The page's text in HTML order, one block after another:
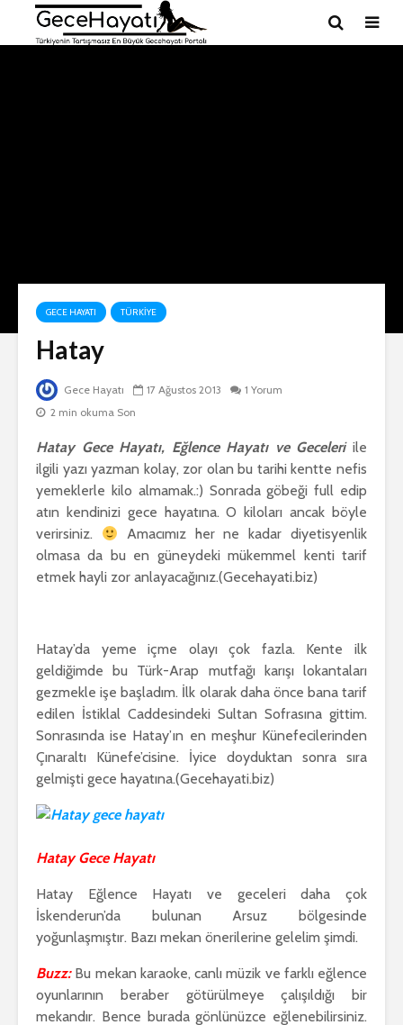
GECE HAYATI TÜRKIYE
Hatay
Gece Hayatı 17 Ağustos 2013
1 Yorum
2 min okuma Son
Hatay Gece Hayatı, Eğlence Hayatı ve Geceleriile
ilgili yazı yazman kolay, zor olan bu tarihi kentte nefis
yemeklerle kilo almamak.:) Sonrada göbeği full edip
atın kendinizi gece hayatına. O kiloları ancak böyle
verirsiniz.
Amacımız her ne kadar diyetisyenlik
olmasa da bu en güneydeki mükemmel kenti tarif
etmek hayli zor anlayacağınız.(Gecehayati.biz)
Hatay’da yeme içme olayı çok fazla. Kente ilk
geldiğimde bu Türk-Arap mutfağı karışı lokantaları
gezmekle işe başladım. İlk olarak daha önce bana tarif
edilen İstiklal Caddesindeki Sultan Sofrasına gittim.
Sonrasında ise Hatay’ın en meşhur Künefecilerinden
Çınaraltı Künefe’cisine. İyice doyduktan sonra sıra
gelmişti gece hayatına.(Gecehayati.biz)
Hatay Gece Hayatı
Hatay Eğlence Hayatı ve geceleri daha çok
İskenderun’da bulunan Arsuz bölgesinde
yoğunlaşmıştır. Bazı mekan önerilerine gelelim şimdi.
Buzz:Bu mekan karaoke, canlı müzik ve farklı eğlence
oyunlarının beraber götürülmeye çalışıldığı bir
mekandır. Bence burada gönlünüzce eğlenebilirsiniz.